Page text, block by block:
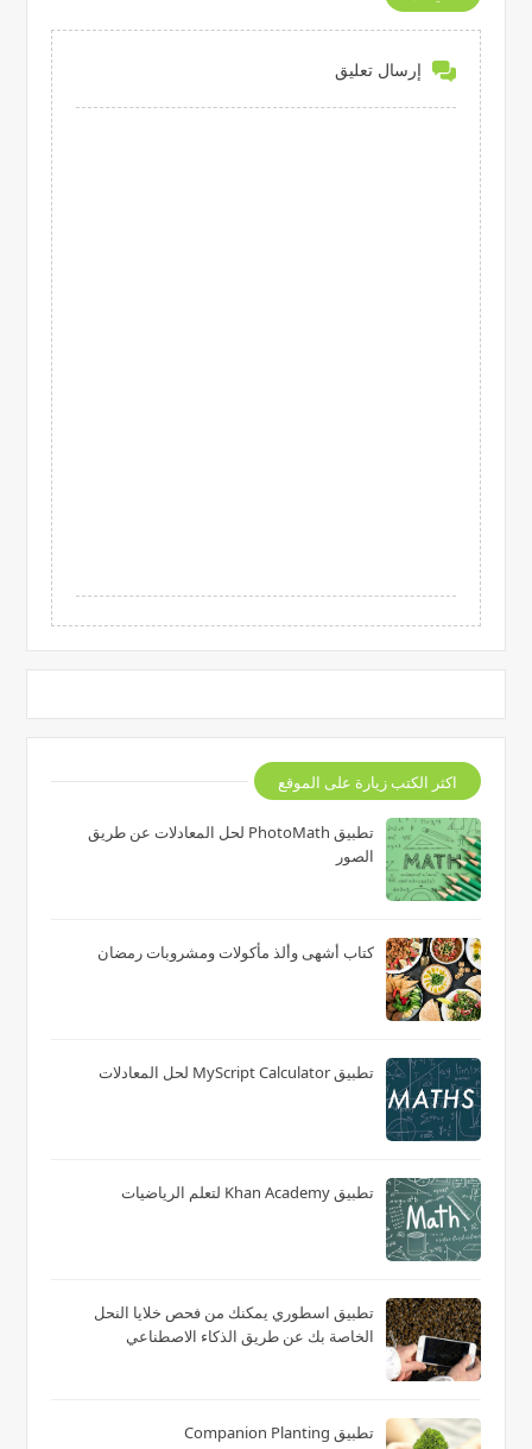
إرسال تعليق
اكثر الكتب زيارة على الموقع
تطبيق PhotoMath لحل المعادلات عن طريق
الصور
كتاب أشهى وألذ مأكولات ومشروبات رمضان
تطبيق MyScript Calculator لحل المعادلات
تطبيق Khan Academy لتعلم الرياضيات
تطبيق اسطوري يمكنك من فحص خلايا النحل
الخاصة بك عن طريق الذكاء الاصطناعي
تطبيق Companion Planting